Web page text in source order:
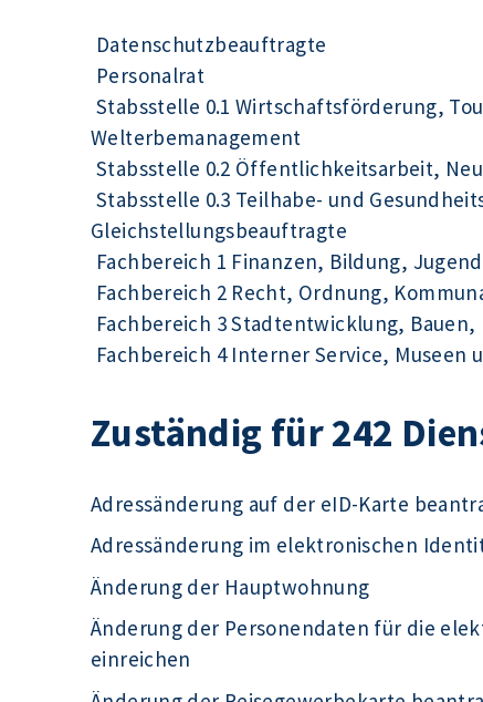
Datenschutzbeauftragte
Personalrat
Stabsstelle 0.1 Wirtschaftsförderung,
Welterbemanagement
Stabsstelle 0.2 Öffentlichkeitsarbeit,
Stabsstelle 0.3 Teilhabe- und
Gleichstellungsbeauftragte
Fachbereich 1 Finanzen, Bildung,
Fachbereich 2 Recht, Ordnung,
Fachbereich 3 Stadtentwicklung,
Fachbereich 4 Interner Service, Museen
Zuständig für 242
Adressänderung auf der eID-Karte
Adressänderung im elektronischen
Änderung der Hauptwohnung
Änderung der Personendaten für die
einreichen